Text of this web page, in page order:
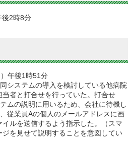
後2時8分
午後1時51分
システムの導入を検討している他病院
者と打合せを行っていた。打合せ
ムの説明に用いるため、会社に待機し
従業員Aの個人のメールアドレスに画
ルを送信するよう指示した。（スマ
を見せて説明することを意図してい